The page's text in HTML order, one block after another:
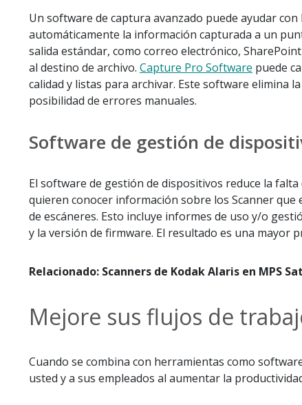
Un software de captura avanzado puede ayudar
automáticamente la información capturada a un
salida estándar, como correo electrónico,
al destino de archivo. Capture Pro Software puede
calidad y listas para archivar. Este software elimina
posibilidad de errores manuales.
Software de gestión de
El software de gestión de dispositivos reduce la
quieren conocer información sobre los Scanner que
de escáneres. Esto incluye informes de uso y/o
y la versión de firmware. El resultado es una mayor
Relacionado: Scanners de Kodak Alaris en MPS
Mejore sus flujos de
Cuando se combina con herramientas como
usted y a sus empleados al aumentar la